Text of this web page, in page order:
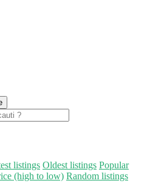
listings Oldest listings Popular
(high to low) Random listings